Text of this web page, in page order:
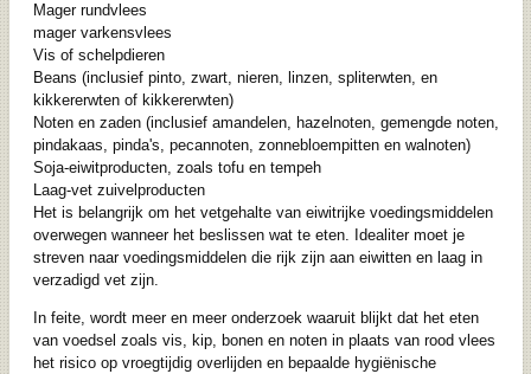
Mager rundvlees
mager varkensvlees
Vis of schelpdieren
Beans (inclusief pinto, zwart, nieren, linzen, spliterwten, en
kikkererwten of kikkererwten)
Noten en zaden (inclusief amandelen, hazelnoten, gemengde noten,
pindakaas, pinda's, pecannoten, zonnebloempitten en walnoten)
Soja-eiwitproducten, zoals tofu en tempeh
Laag-vet zuivelproducten
Het is belangrijk om het vetgehalte van eiwitrijke voedingsmiddelen
overwegen wanneer het beslissen wat te eten. Idealiter moet je
streven naar voedingsmiddelen die rijk zijn aan eiwitten en laag in
verzadigd vet zijn.
In feite, wordt meer en meer onderzoek waaruit blijkt dat het eten
van voedsel zoals vis, kip, bonen en noten in plaats van rood vlees
het risico op vroegtijdig overlijden en bepaalde hygiënische